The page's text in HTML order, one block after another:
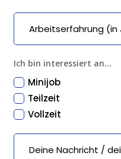
Ich bin interessiert an...
Minijob
Teilzeit
Vollzeit